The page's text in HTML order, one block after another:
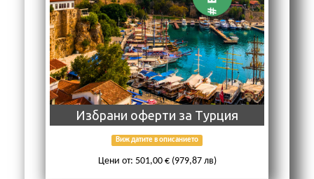
Избрани оферти за Турция
Виж датите в описанието
Цени от: 501,00 € (979,87 лв)